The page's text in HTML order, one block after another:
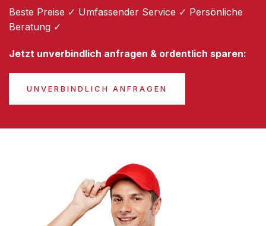
Beste Preise ✓ Umfassender Service ✓ Persönliche
Beratung ✓
Jetzt unverbindlich anfragen & ordentlich sparen:
UNVERBINDLICH ANFRAGEN